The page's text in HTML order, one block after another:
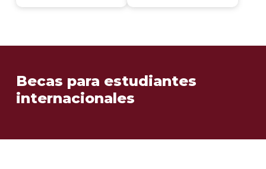
Becas para estudiantes
internacionales